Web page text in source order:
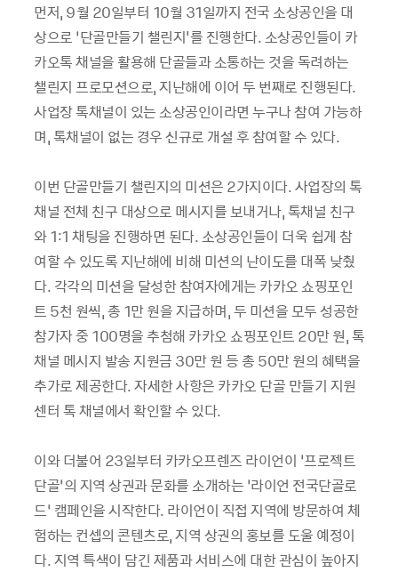
먼저, 9월 20일부터 10월 31일까지 전국 소상공인을 대
상으로 ‘단골만들기 챌린지'를 진행한다. 소상공인들이 카
카오톡 채널을 활용해 단골들과 소통하는 것을 독려하는
챌린지 프로모션으로, 지난해에 이어 두 번째로 진행된다.
사업장 톡채널이 있는 소상공인이라면 누구나 참여 가능하
며, 톡채널이 없는 경우 신규로 개설 후 참여할 수 있다.
이번 단골만들기 챌린지의 미션은 2가지이다. 사업장의 톡
채널 전체 친구 대상으로 메시지를 보내거나, 톡채널 친구
와 1:1 채팅을 진행하면 된다. 소상공인들이 더욱 쉽게 참
여할 수 있도록 지난해에 비해 미션의 난이도를 대폭 낮췄
다. 각각의 미션을 달성한 참여자에게는 카카오 쇼핑포인
트 5천 원씩, 총 1만 원을 지급하며, 두 미션을 모두 성공한
참가자 중 100명을 추첨해 카카오 쇼핑포인트 20만 원, 톡
채널 메시지 발송 지원금 30만 원 등 총 50만 원의 혜택을
추가로 제공한다. 자세한 사항은 카카오 단골 만들기 지원
센터 톡 채널에서 확인할 수 있다.
이와 더불어 23일부터 카카오프렌즈 라이언이 ‘프로젝트
단골’의 지역 상권과 문화를 소개하는 ‘라이언 전국단골로
드’ 캠페인을 시작한다. 라이언이 직접 지역에 방문하여 체
험하는 컨셉의 콘텐츠로, 지역 상권의 홍보를 도울 예정이
다. 지역 특색이 담긴 제품과 서비스에 대한 관심이 높아지